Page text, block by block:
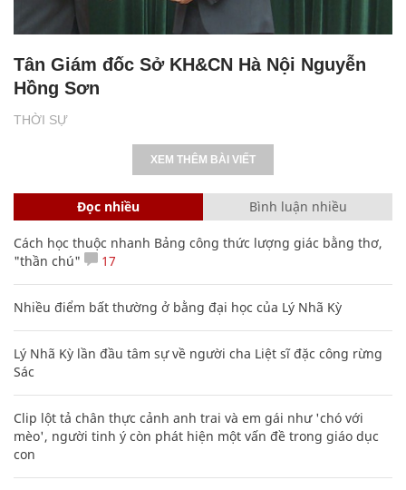
THỜI SỰ
Tân Giám đốc Sở KH&CN Hà Nội Nguyễn
Hồng Sơn
XEM THÊM BÀI VIẾT
Đọc nhiều Bình luận nhiều
Cách học thuộc nhanh Bảng công thức lượng giác bằng thơ,
"thần chú"
17
Nhiều điểm bất thường ở bằng đại học của Lý Nhã Kỳ
Lý Nhã Kỳ lần đầu tâm sự về người cha Liệt sĩ đặc công rừng
Sác
Clip lột tả chân thực cảnh anh trai và em gái như 'chó với
mèo', người tinh ý còn phát hiện một vấn đề trong giáo dục
con